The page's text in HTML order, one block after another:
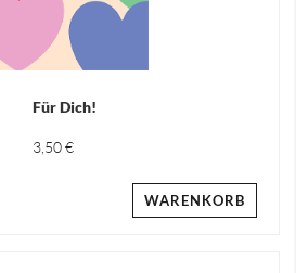
Für Dich!
3,50 €
WARENKORB